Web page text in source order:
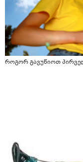
როგორ გავუწიოთ